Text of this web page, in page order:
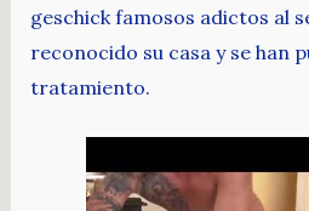
geschick famosos adictos al
reconocido su casa y se han
tratamiento.